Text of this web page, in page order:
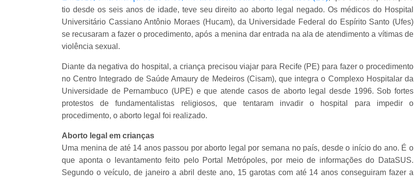
tio desde os seis anos de idade, teve seu direito ao aborto legal negado. Os médicos do Hospital
Universitário Cassiano Antônio Moraes (Hucam), da Universidade Federal do Espírito Santo (Ufes)
se recusaram a fazer o procedimento, após a menina dar entrada na ala de atendimento a vítimas de
violência sexual.
Diante da negativa do hospital, a criança precisou viajar para Recife (PE) para fazer o procedimento
no Centro Integrado de Saúde Amaury de Medeiros (Cisam), que integra o Complexo Hospitalar da
Universidade de Pernambuco (UPE) e que atende casos de aborto legal desde 1996. Sob fortes
protestos de fundamentalistas religiosos, que tentaram invadir o hospital para impedir o
procedimento, o aborto legal foi realizado.
Aborto legal em crianças
Uma menina de até 14 anos passou por aborto legal por semana no país, desde o início do ano. É o
que aponta o levantamento feito pelo Portal Metrópoles, por meio de informações do DataSUS.
Segundo o veículo, de janeiro a abril deste ano, 15 garotas com até 14 anos conseguiram fazer a